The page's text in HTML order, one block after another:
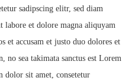
sadipscing elitr, sed diam
et dolore magna aliquyam
et accusam et justo duo dolores et
no sea takimata sanctus est Lorem
dolor sit amet, consetetur